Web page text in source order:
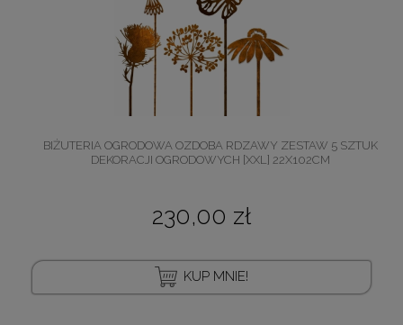
BIŻUTERIA OGRODOWA OZDOBA RDZAWY ZESTAW 5 SZTUK
DEKORACJI OGRODOWYCH [XXL] 22X102CM
230,00 zł
KUP MNIE!